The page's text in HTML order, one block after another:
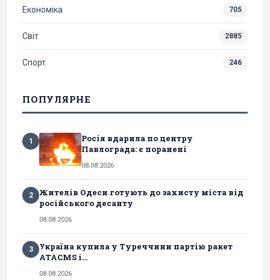
Економіка 705
Світ 2885
Спорт 246
ПОПУЛЯРНЕ
1
Росія вдарила по центру
Павлограда: є поранені
08.08.2026
2
Жителів Одеси готують до захисту міста від
російського десанту
08.08.2026
3
Україна купила у Туреччини партію ракет
ATACMS і...
08.08.2026